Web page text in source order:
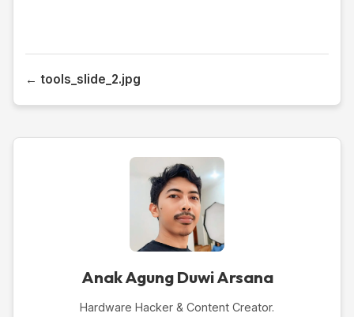
← tools_slide_2.jpg
Anak Agung Duwi Arsana
Hardware Hacker & Content Creator.